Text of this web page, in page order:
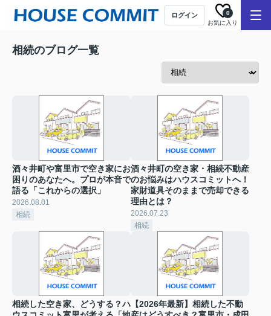
ログイン
お気に入り
0
相続のブログ一覧
酒々井町や富里市で空き家にお
困りのあなたへ。プロが本音で
語る「これからの選択」
2026.08.01
相続
酒々井町の空き家・相続不動産
のお悩みはハウスコミットへ！
家財道具そのままで売却できる
理由とは？
2026.07.23
相続
相続した空き家、どうする？ハ 【2026年最新】相続した不動